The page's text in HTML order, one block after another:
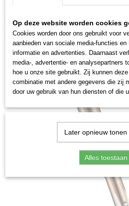
Home >Tappen>Handtappen>Hand-
No.3
Op deze website worden cookies
Cookies worden door ons gebruikt voor
aanbieden van sociale media-functies
informatie en advertenties. Daarnaast
media-, advertentie- en analysepartners
hoe u onze site gebruikt. Zij kunnen
combinatie met andere gegevens die zij
door uw gebruik van hun diensten of die
Later opnieuw tonen
Alles toestaan